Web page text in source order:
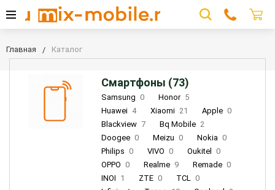
Главная Каталог
Смартфоны (73)
Samsung 0 Honor 5
Huawei 4 Xiaomi 21 Apple 0
Blackview 7 Bq Mobile 2
Doogee 0 Meizu 0 Nokia 0
Philips 0 VIVO 0 Oukitel
0
OPPO 0 Realme 9 Remade 0
INOI 1 ZTE 0 TCL 0